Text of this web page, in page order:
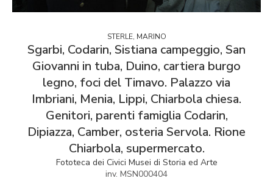
STERLE, MARINO
Sgarbi, Codarin, Sistiana campeggio, San
Giovanni in tuba, Duino, cartiera burgo
legno, foci del Timavo. Palazzo via
Imbriani, Menia, Lippi, Chiarbola chiesa.
Genitori, parenti famiglia Codarin,
Dipiazza, Camber, osteria Servola. Rione
Chiarbola, supermercato.
Fototeca dei Civici Musei di Storia ed Arte
inv. MSN000404